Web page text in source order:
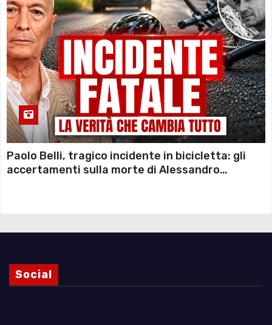
Paolo Belli, tragico incidente in bicicletta: gli
accertamenti sulla morte di Alessandro
Social